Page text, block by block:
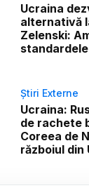
Ucraina
alternativă
Zelenski:
Știri Externe
Ucraina:
de rachete
Coreea de
războiul din